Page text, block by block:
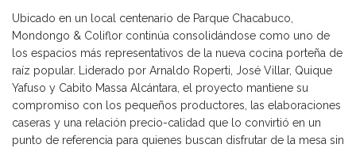
Ubicado en un local centenario de Parque Chacabuco,
Mondongo & Coliflor continúa consolidándose como uno de
los espacios más representativos de la nueva cocina porteña de
raíz popular. Liderado por Arnaldo Roperti, José Villar, Quique
Yafuso y Cabito Massa Alcántara, el proyecto mantiene su
compromiso con los pequeños productores, las elaboraciones
caseras y una relación precio-calidad que lo convirtió en un
punto de referencia para quienes buscan disfrutar de la mesa sin